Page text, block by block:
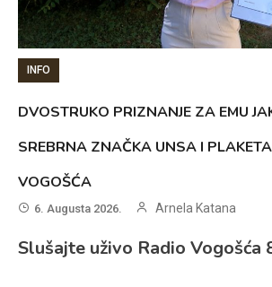
INFO
DVOSTRUKO PRIZNANJE ZA EMU
SREBRNA ZNAČKA UNSA I
VOGOŠĆA
6. Augusta 2026. Arnela Katana
Slušajte uživo Radio Vogošća